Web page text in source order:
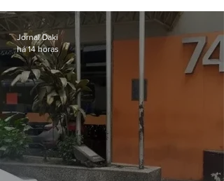
sexta-feira (07)
Jornal Daki
há 14 horas